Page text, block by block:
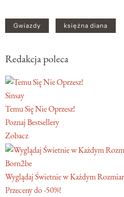
Gwiazdy księżna diana
Redakcja poleca
Sinsay
Temu Się Nie Oprzesz!
Poznaj Bestsellery
Zobacz
Born2be
Wyglądaj Świetnie w Każdym
Przeceny do -50%!